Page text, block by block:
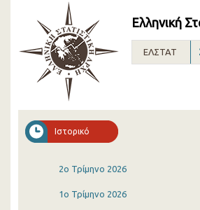
Ελληνική
ΕΛΣΤΑΤ
Ιστορικό
2o Τρίμηνο 2026
1o Τρίμηνο 2026